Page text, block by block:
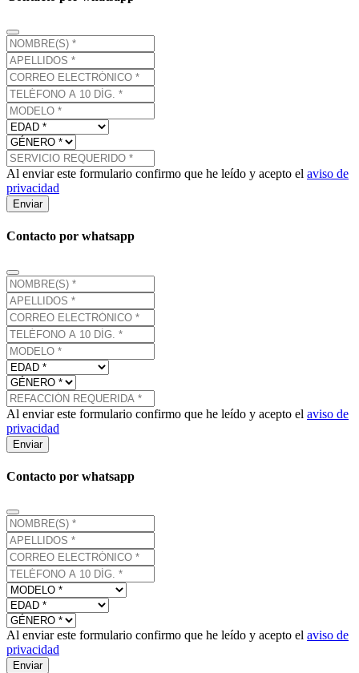
Al enviar este formulario confirmo que he leído y acepto el aviso de
privacidad
Enviar
Contacto por whatsapp
Al enviar este formulario confirmo que he leído y acepto el aviso de
privacidad
Enviar
Contacto por whatsapp
Al enviar este formulario confirmo que he leído y acepto el aviso de
privacidad
Enviar